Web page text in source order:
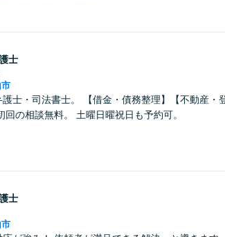
士
士・司法書士。 【借金・債務整理】【不動産・
る事務所です。 初回の相談無料。 土曜日曜祝日も予約可。
士